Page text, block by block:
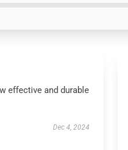
effective and durable
Dec 4, 2024